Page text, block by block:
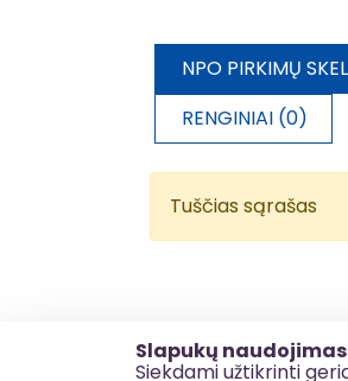
Slapukų naudojimas
Siekdami užtikrinti
NPO PIRKIMŲ
RENGINIAI (0)
Tuščias sąrašas